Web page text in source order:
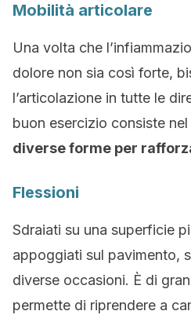
Mobilità articolare
Una volta che
dolore non sia così forte,
l’articolazione in tutte le
buon esercizio consiste nel
diverse forme per
Flessioni
Sdraiati su una superficie
appoggiati sul pavimento,
diverse occasioni. È di
permette di riprendere a